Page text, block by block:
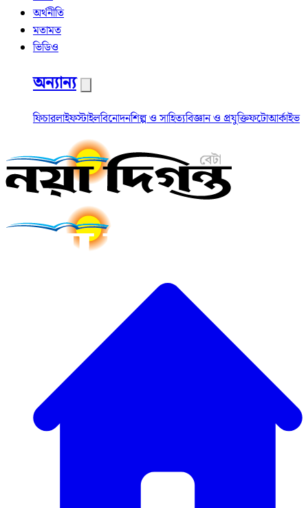
অর্থনীতি
মতামত
ভিডিও
অন্যান্য
ফিচারলাইফস্টাইলবিনোদনশিল্প ও সাহিত্যবিজ্ঞান ও প্রযুক্তিফটোআর্কাইভ